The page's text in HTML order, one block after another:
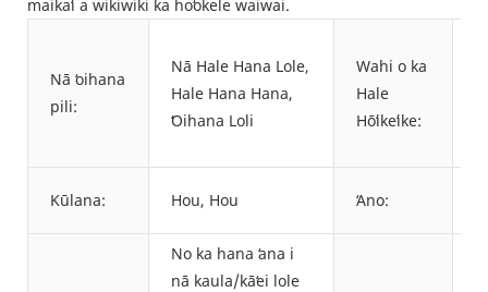
maikaʻi a wikiwiki ka hoʻokele waiwai.
Nā ʻoihana
pili:
Nā Hale Hana Lole,
Hale Hana Hana,
ʻOihana Loli
Wahi o ka
Hale
Hōʻikeʻike:
Kūlana: Hou, Hou ʻAno:
No ka hana ʻana i
nā kaula/kāʻei lole